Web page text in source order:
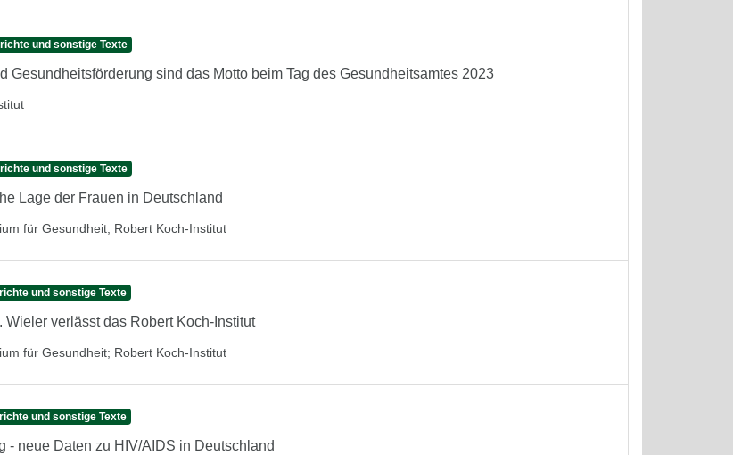
und sonstige Texte
Gesundheitsförderung sind das Motto beim Tag des Gesundheitsamtes 2023
und sonstige Texte
Lage der Frauen in Deutschland
für Gesundheit; Robert Koch-Institut
und sonstige Texte
Wieler verlässt das Robert Koch-Institut
für Gesundheit; Robert Koch-Institut
und sonstige Texte
- neue Daten zu HIV/AIDS in Deutschland